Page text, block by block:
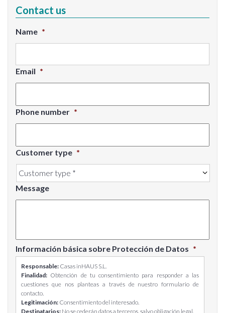
Contact us
Name *
Email *
Phone number *
Customer type *
Message
Información básica sobre Protección de Datos *
Responsable: Casas inHAUS S.L.
Finalidad: Obtención de tu consentimiento para responder a las
cuestiones que nos planteas a través de nuestro formulario de
contacto.
Legitimación: Consentimiento del interesado.
Destinatarios: No se cederán datos a terceros, salvo obligación legal.